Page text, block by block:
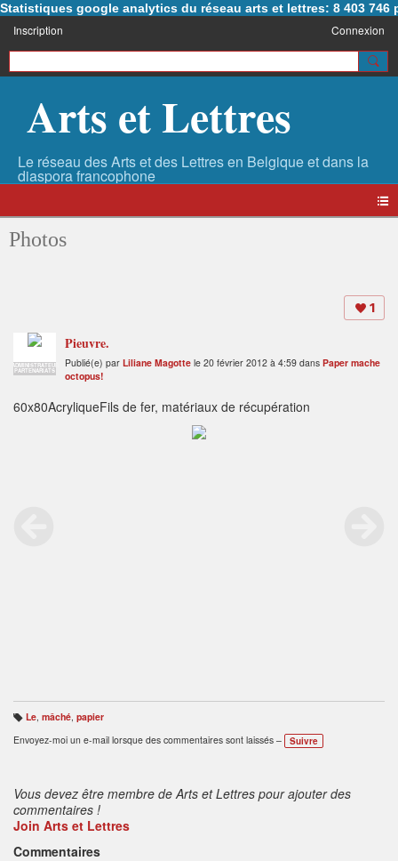
Statistiques google analytics du réseau arts et lettres: 8 403 746
Inscription Connexion
Arts et Lettres
Photos
1
ADMINISTRATEUR
PARTENARIATS
Pieuvre.
Publié(e) par Liliane Magotte le 20 février 2012 à 4:59 dans Paper mache
octopus!
60x80AcryliqueFils de fer, matériaux de récupération
B
ali
s
Le, mâché, papier
Envoyez-moi un e-mail lorsque des commentaires sont laissés –
Suivre
Vous devez être membre de Arts et Lettres pour ajouter des
commentaires !
Join Arts et Lettres
Commentaires